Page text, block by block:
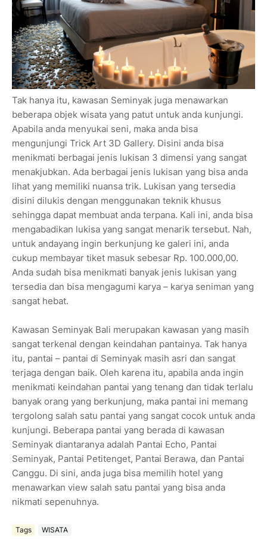
Tak hanya itu, kawasan Seminyak juga menawarkan
beberapa objek wisata yang patut untuk anda kunjungi.
Apabila anda menyukai seni, maka anda bisa
mengunjungi Trick Art 3D Gallery. Disini anda bisa
menikmati berbagai jenis lukisan 3 dimensi yang sangat
menakjubkan. Ada berbagai jenis lukisan yang bisa anda
lihat yang memiliki nuansa trik. Lukisan yang tersedia
disini dilukis dengan menggunakan teknik khusus
sehingga dapat membuat anda terpana. Kali ini, anda bisa
mengabadikan lukisa yang sangat menarik tersebut. Nah,
untuk andayang ingin berkunjung ke galeri ini, anda
cukup membayar tiket masuk sebesar Rp. 100.000,00.
Anda sudah bisa menikmati banyak jenis lukisan yang
tersedia dan bisa mengagumi karya – karya seniman yang
sangat hebat.
Kawasan Seminyak Bali merupakan kawasan yang masih
sangat terkenal dengan keindahan pantainya. Tak hanya
itu, pantai – pantai di Seminyak masih asri dan sangat
terjaga dengan baik. Oleh karena itu, apabila anda ingin
menikmati keindahan pantai yang tenang dan tidak terlalu
banyak orang yang berkunjung, maka pantai ini memang
tergolong salah satu pantai yang sangat cocok untuk anda
kunjungi. Beberapa pantai yang berada di kawasan
Seminyak diantaranya adalah Pantai Echo, Pantai
Seminyak, Pantai Petitenget, Pantai Berawa, dan Pantai
Canggu. Di sini, anda juga bisa memilih hotel yang
menawarkan view salah satu pantai yang bisa anda
nikmati sepenuhnya.
Tags WISATA